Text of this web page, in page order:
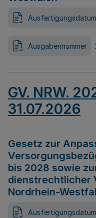
Ausfertigungsdatum
Ausgabennummer
GV. NRW.
31.07.2026
Gesetz zur
bis 2028 sowie
dienstrechtlicher
Nordrhein-
Ausfertigungsdatum